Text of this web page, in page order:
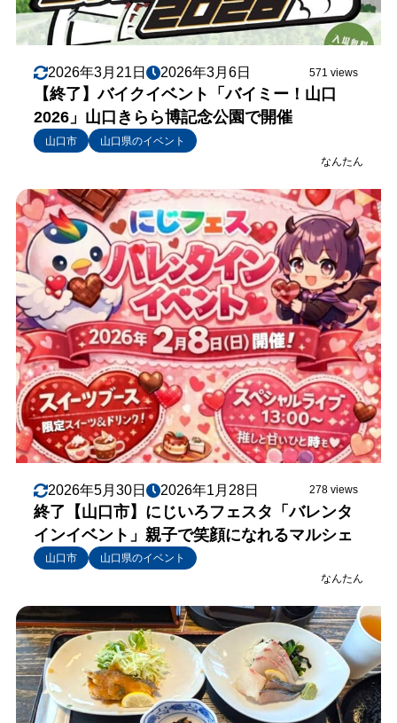
2026年3月21日 2026年3月6日 571 views
【終了】バイクイベント「バイミー！山口
2026」山口きらら博記念公園で開催
山口市
山口県のイベント
なんたん
2026年5月30日 2026年1月28日 278 views
終了【山口市】にじいろフェスタ「バレンタ
インイベント」親子で笑顔になれるマルシェ
山口市
山口県のイベント
なんたん